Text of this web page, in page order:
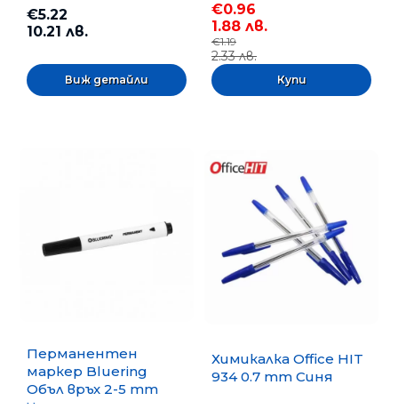
€5.22
10.21 лв.
Виж детайли
€0.96
1.88 лв.
€1.19
2.33 лв.
Перманентен
маркер Bluering
Объл връх 2-5 mm
Черен
Химикалка Office HIT
934 0.7 mm Синя